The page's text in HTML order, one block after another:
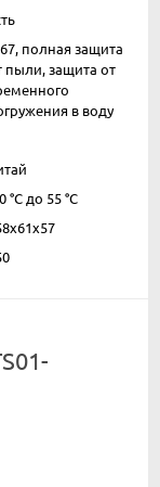
полная защита
пыли, защита от
в воду
°C до 55 °C